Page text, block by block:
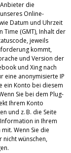
die
Online-
Datum und Uhrzeit
Time (GMT), Inhalt der
jeweils
kommt,
und Version der
und Xing nach
eine anonymisierte IP
ein Konto bei diesem
Sie bei dem Plug-
Ihrem Konto
und z. B. die Seite
in Ihrem
Wenn Sie die
nicht wünschen,